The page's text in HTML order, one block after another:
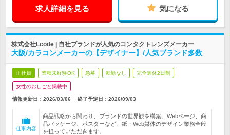
求人詳細を見る 気になる
株式会社Lcode | 自社ブランドが人気のコンタクトレンズメーカー
大阪/カラコンメーカーの【デザイナー】/人気ブランド多数
正社員 業種未経験OK 急募 転勤なし 完全週休2日制
女性のおしごと掲載中
情報更新日：2026/03/06 終了予定日： 2026/09/03
仕事内容
商品戦略から関わり、ブランドの世界観を構築。Webページ、商
品パッケージ、ポスターなど、紙・Web媒体のデザイン業務全般
を担っていただきます。